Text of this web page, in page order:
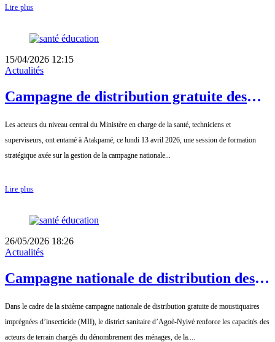
Lire plus
15/04/2026 12:15
Actualités
Campagne de distribution gratuite des
Formation des équipes d’appui aux
régions et districts et superviseurs
centraux
Les acteurs du niveau central du Ministère en charge de la santé, techniciens et
superviseurs, ont entamé à Atakpamé, ce lundi 13 avril 2026, une session de formation
stratégique axée sur la gestion de la campagne nationale...
Lire plus
26/05/2026 18:26
Actualités
Campagne nationale de distribution des
district d’Agoè-Nyivé forme ses équipes
de terrain
Dans le cadre de la sixième campagne nationale de distribution gratuite de moustiquaires
imprégnées d’insecticide (MII), le district sanitaire d’Agoè-Nyivé renforce les capacités des
acteurs de terrain chargés du dénombrement des ménages, de la....